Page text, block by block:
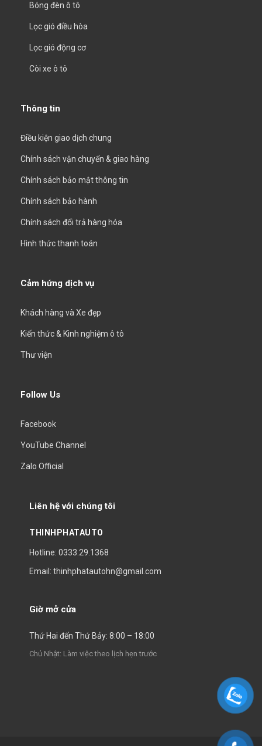
Bóng đèn ô tô
Lọc gió điều hòa
Lọc gió động cơ
Còi xe ô tô
Thông tin
Điều kiện giao dịch chung
Chính sách vận chuyển & giao hàng
Chính sách bảo mật thông tin
Chính sách bảo hành
Chính sách đổi trả hàng hóa
Hình thức thanh toán
Cảm hứng dịch vụ
Khách hàng và Xe đẹp
Kiến thức & Kinh nghiệm ô tô
Thư viện
Follow Us
Facebook
YouTube Channel
Zalo Official
Liên hệ với chúng tôi
THINHPHATAUTO
Hotline: 0333.29.1368
Email: thinhphatautohn@gmail.com
Giờ mở cửa
Thứ Hai đến Thứ Bảy: 8:00 – 18:00
Chủ Nhật: Làm việc theo lịch hẹn trước